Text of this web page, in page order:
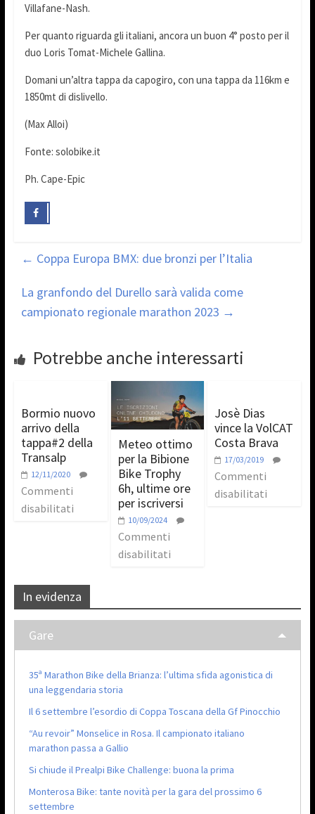
Villafane-Nash.
Per quanto riguarda gli italiani, ancora un buon 4° posto per il
duo Loris Tomat-Michele Gallina.
Domani un’altra tappa da capogiro, con una tappa da 116km e
1850mt di dislivello.
(Max Alloi)
Fonte: solobike.it
Ph. Cape-Epic
← Coppa Europa BMX: due bronzi per l’Italia
La granfondo del Durello sarà valida come
campionato regionale marathon 2023 →
Potrebbe anche interessarti
Bormio nuovo
arrivo della
tappa#2 della
Transalp
12/11/2020
Commenti
disabilitati
Meteo ottimo
per la Bibione
Bike Trophy
6h, ultime ore
per iscriversi
10/09/2024
Commenti
disabilitati
Josè Dias
vince la VolCAT
Costa Brava
17/03/2019
Commenti
disabilitati
In evidenza
Gare
35ª Marathon Bike della Brianza: l’ultima sfida agonistica di
una leggendaria storia
Il 6 settembre l’esordio di Coppa Toscana della Gf Pinocchio
“Au revoir” Monselice in Rosa. Il campionato italiano
marathon passa a Gallio
Si chiude il Prealpi Bike Challenge: buona la prima
Monterosa Bike: tante novità per la gara del prossimo 6
settembre